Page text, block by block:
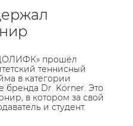
прошёл
теннисный
в категории
бренда Dr. Körner. Это
в котором за свой
и студент.